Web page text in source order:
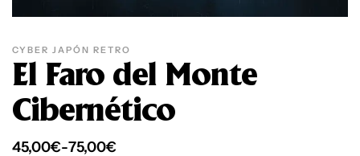
CYBER JAPÓN RETRO
El Faro del Monte
Cibernético
45,00€-75,00€